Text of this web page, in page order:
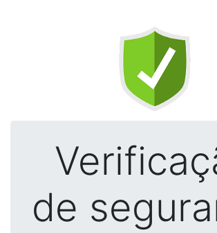
de